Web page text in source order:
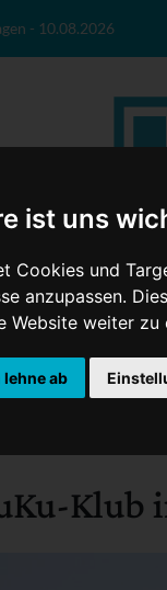
ist uns
Cookies und
anzupassen.
Website weiter zu
lehne ab
- 10.08.2026
Klub